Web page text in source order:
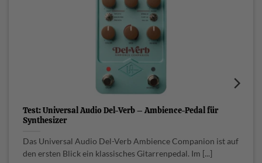
Test: Universal Audio Del-Verb – Ambience-Pedal für
Synthesizer
Das Universal Audio Del-Verb Ambience Companion ist auf
den ersten Blick ein klassisches Gitarrenpedal. Im [...]